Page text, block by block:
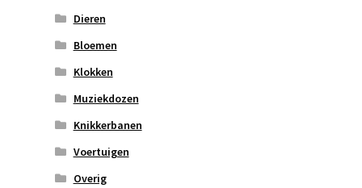
Dieren
Bloemen
Klokken
Muziekdozen
Knikkerbanen
Voertuigen
Overig